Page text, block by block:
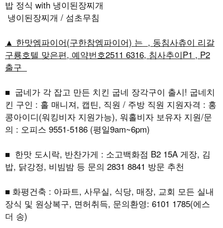
밥 정식 with 냉이된장찌개
냉이된장찌개 / 섬초무침
▲ 한맛엠파이어(구한참엠파이어) 는 , 동침사츄이 리갈
구룡호텔 맞은편, 예약번호2511 6316, 침사추이P1 , P2
출구
■ 굽네가 각 잡고 만든 치킨 굽네 장각구이 출시! 굽네치
킨 구인 : 홀 매니져, 캡틴, 직원 / 주방 직원 지원자격 : 홍
콩아이디(워킹비자 지원가능), 워홀비자 보유자 지원/문
의 : 오피스 9551-5186 (평일9am~6pm)
■ 한맛 도시락, 반찬가게 : 소고백화점 B2 15A 게장, 김
밥, 닭강정, 비빔밤 등 문의 2831 8841 방문 추천
■ 화평건축 : 아파트, 사무실, 식당, 매장, 교회 모든 실내
장식 및 원상복구, 면허취득, 문의환영: 6101 1785(에스
더 송)